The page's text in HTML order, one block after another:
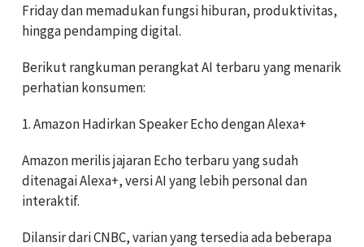
Friday dan memadukan fungsi hiburan, produktivitas,
hingga pendamping digital.
Berikut rangkuman perangkat AI terbaru yang menarik
perhatian konsumen:
1. Amazon Hadirkan Speaker Echo dengan Alexa+
Amazon merilis jajaran Echo terbaru yang sudah
ditenagai Alexa+, versi AI yang lebih personal dan
interaktif.
Dilansir dari CNBC, varian yang tersedia ada beberapa